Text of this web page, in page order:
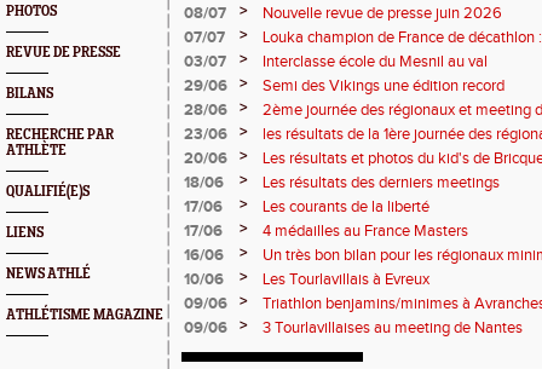
PHOTOS
REVUE DE PRESSE
BILANS
RECHERCHE PAR
ATHLÈTE
QUALIFIÉ(E)S
LIENS
NEWS ATHLÉ
ATHLÉTISME MAGAZINE
08/07
>
Nouvelle revue de presse juin 2026
07/07
>
Louka champion de France de décathlon
points !
03/07 >
Interclasse école du Mesnil au val
29/06
>
Semi des Vikings une édition record
28/06
>
2ème journée des régionaux et meeting
23/06
>
les résultats de la 1ère journée des
2 titres
20/06 >
Les résultats et photos du kid's de
18/06
>
Les résultats des derniers meetings
17/06
>
Les courants de la liberté
17/06
>
4 médailles au France Masters
16/06
>
Un très bon bilan pour les régionaux
10/06
>
Les Tourlavillais à Evreux
09/06
>
Triathlon benjamins/minimes à
09/06
> 3 Tourlavillaises au meeting de Nantes